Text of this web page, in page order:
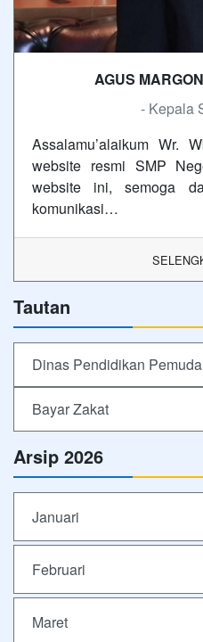
AGUS
- Kepala
Assalamu’alaikum
website resmi SMP
website ini, semoga
komunikasi…
Tautan
Dinas Pendidikan
Bayar Zakat
Arsip 2026
Januari
Februari
Maret